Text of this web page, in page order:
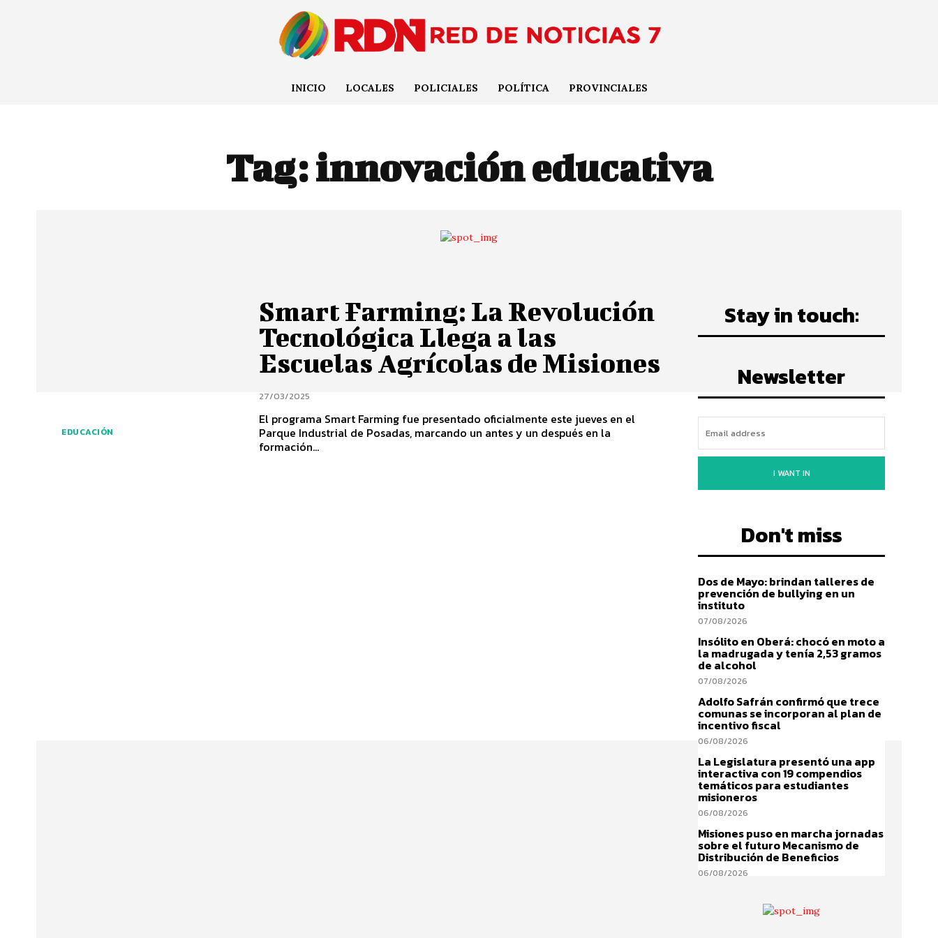
INICIO LOCALES POLICIALES POLÍTICA PROVINCIALES
Tag:innovación educativa
EDUCACIÓN
Smart Farming: La Revolución
Tecnológica Llega a las
Escuelas Agrícolas de Misiones
27/03/2025
El programa Smart Farming fue presentado oficialmente este jueves en el
Parque Industrial de Posadas, marcando un antes y un después en la
formación...
Stay in touch:
Newsletter
I WANT IN
Don't miss
Dos de Mayo: brindan talleres de
prevención de bullying en un
instituto
07/08/2026
Insólito en Oberá: chocó en moto a
la madrugada y tenía 2,53 gramos
de alcohol
07/08/2026
Adolfo Safrán confirmó que trece
comunas se incorporan al plan de
incentivo fiscal
06/08/2026
La Legislatura presentó una app
interactiva con 19 compendios
temáticos para estudiantes
misioneros
06/08/2026
Misiones puso en marcha jornadas
sobre el futuro Mecanismo de
Distribución de Beneficios
06/08/2026